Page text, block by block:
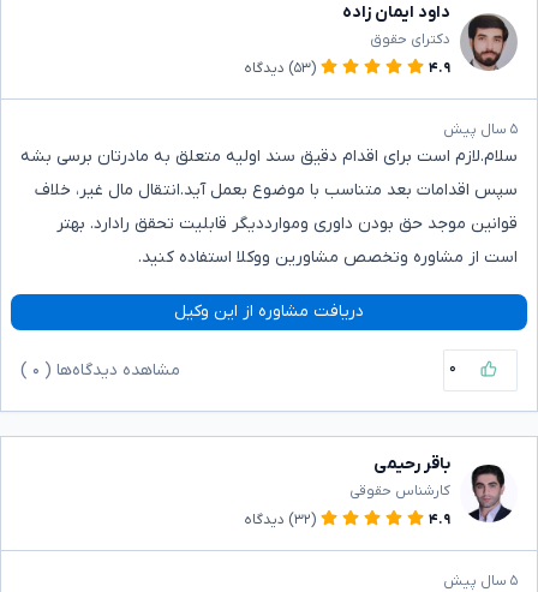
داود ایمان زاده
دکترای حقوق
۴.۹
(۵۳) دیدگاه
۵ سال پیش
سلام.لازم است برای اقدام دقیق سند اولیه متعلق به مادرتان برسی بشه
سپس اقدامات بعد متناسب با موضوع بعمل آید.انتقال مال غیر، خلاف
قوانین موجد حق بودن داوری وموارددیگر قابلیت تحقق رادارد. بهتر
است از مشاوره وتخصص مشاورین ووکلا استفاده کنید.
دریافت مشاوره از این وکیل
۰ مشاهده دیدگاه‌ها ( ۰
باقر رحیمی
کارشناس حقوقی
۴.۹
(۳۲) دیدگاه
۵ سال پیش